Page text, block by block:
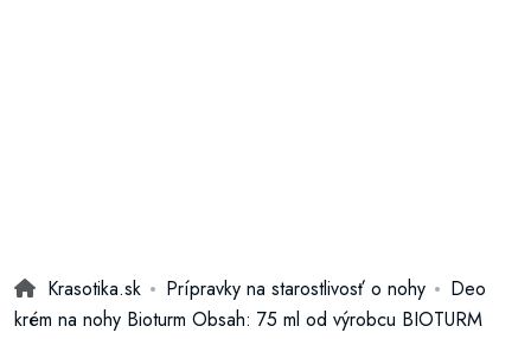
Krasotika.sk Prípravky na starostlivosť o nohy
Deo
krém na nohy Bioturm Obsah: 75 ml od výrobcu BIOTURM